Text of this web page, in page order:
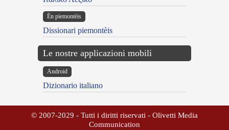
Ën piemontèis
Dissionari piemontèis
Le nostre applicazioni mobili
Android
Dizionario italiano
© 2007-2029 - Tutti i diritti riservati - Olivetti Media
Communication